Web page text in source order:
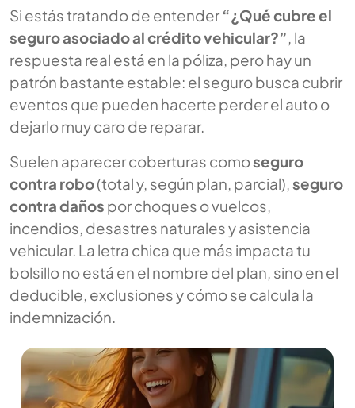
Si estás tratando de entender “¿Qué cubre el
seguro asociado al crédito vehicular?”, la
respuesta real está en la póliza, pero hay un
patrón bastante estable: el seguro busca cubrir
eventos que pueden hacerte perder el auto o
dejarlo muy caro de reparar.
Suelen aparecer coberturas comoseguro
contra robo(total y, según plan, parcial),seguro
contra daños por choques o vuelcos,
incendios, desastres naturales y asistencia
vehicular. La letra chica que más impacta tu
bolsillo no está en el nombre del plan, sino en el
deducible, exclusiones y cómo se calcula la
indemnización.